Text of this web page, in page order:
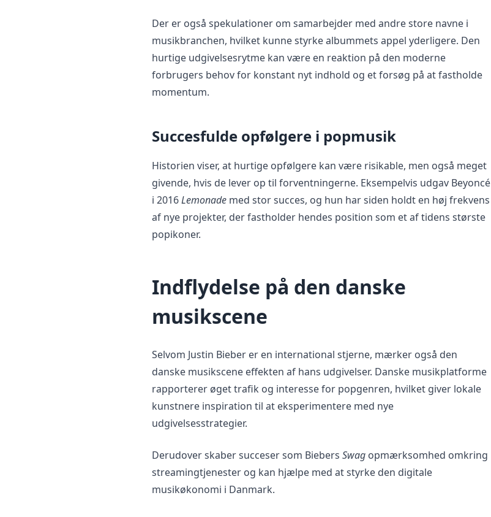
Der er også spekulationer om samarbejder med andre store navne i
musikbranchen, hvilket kunne styrke albummets appel yderligere. Den
hurtige udgivelsesrytme kan være en reaktion på den moderne
forbrugers behov for konstant nyt indhold og et forsøg på at fastholde
momentum.
Succesfulde opfølgere i popmusik
Historien viser, at hurtige opfølgere kan være risikable, men også meget
givende, hvis de lever op til forventningerne. Eksempelvis udgav Beyoncé
i 2016Lemonade med stor succes, og hun har siden holdt en høj frekvens
af nye projekter, der fastholder hendes position som et af tidens største
popikoner.
Indflydelse på den danske
musikscene
Selvom Justin Bieber er en international stjerne, mærker også den
danske musikscene effekten af hans udgivelser. Danske musikplatforme
rapporterer øget trafik og interesse for popgenren, hvilket giver lokale
kunstnere inspiration til at eksperimentere med nye
udgivelsesstrategier.
Derudover skaber succeser som Biebers Swag opmærksomhed omkring
streamingtjenester og kan hjælpe med at styrke den digitale
musikøkonomi i Danmark.